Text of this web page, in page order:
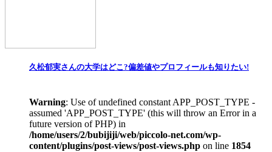
久松郁実さんの大学はどこ?偏差値やプロフィールも知りたい!
Warning: Use of undefined constant APP_POST_TYPE -
assumed 'APP_POST_TYPE' (this will throw an Error in a
future version of PHP) in
/home/users/2/bubijiji/web/piccolo-net.com/wp-
content/plugins/post-views/post-views.php on line 1854